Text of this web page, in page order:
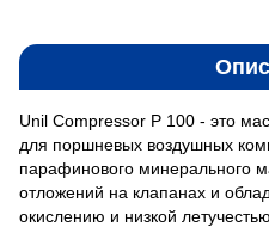
Unil Compressor P 100 - это
для поршневых воздушных
парафинового минерального
отложений на клапанах и
окислению и низкой